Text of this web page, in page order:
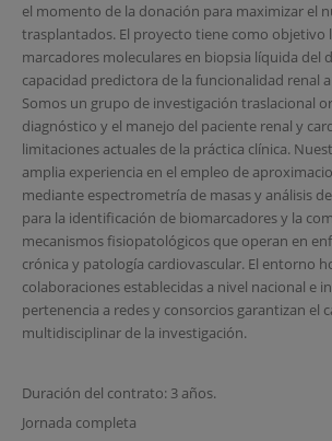
el momento de la donación para maximizar el
trasplantados. El proyecto tiene como objetivo
marcadores moleculares en biopsia líquida del
capacidad predictora de la funcionalidad renal
Somos un grupo de investigación traslacional
diagnóstico y el manejo del paciente renal y
limitaciones actuales de la práctica clínica.
amplia experiencia en el empleo de
mediante espectrometría de masas y análisis
para la identificación de biomarcadores y la
mecanismos fisiopatológicos que operan en
crónica y patología cardiovascular. El entorno
colaboraciones establecidas a nivel nacional e
pertenencia a redes y consorcios garantizan el
multidisciplinar de la investigación.
Duración del contrato: 3 años.
Jornada completa